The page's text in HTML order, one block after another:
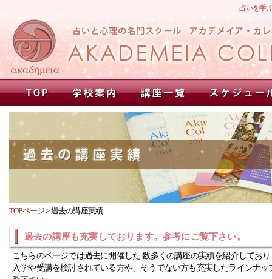
占いを学
TOPページ>過去の講座実績
過去の講座も充実しております。参考にご覧下さい。
こちらのページでは過去に開催した 数多くの講座の実績を紹介してお
入学や受講を検討されている方や、そうでない方も充実したラインナッ